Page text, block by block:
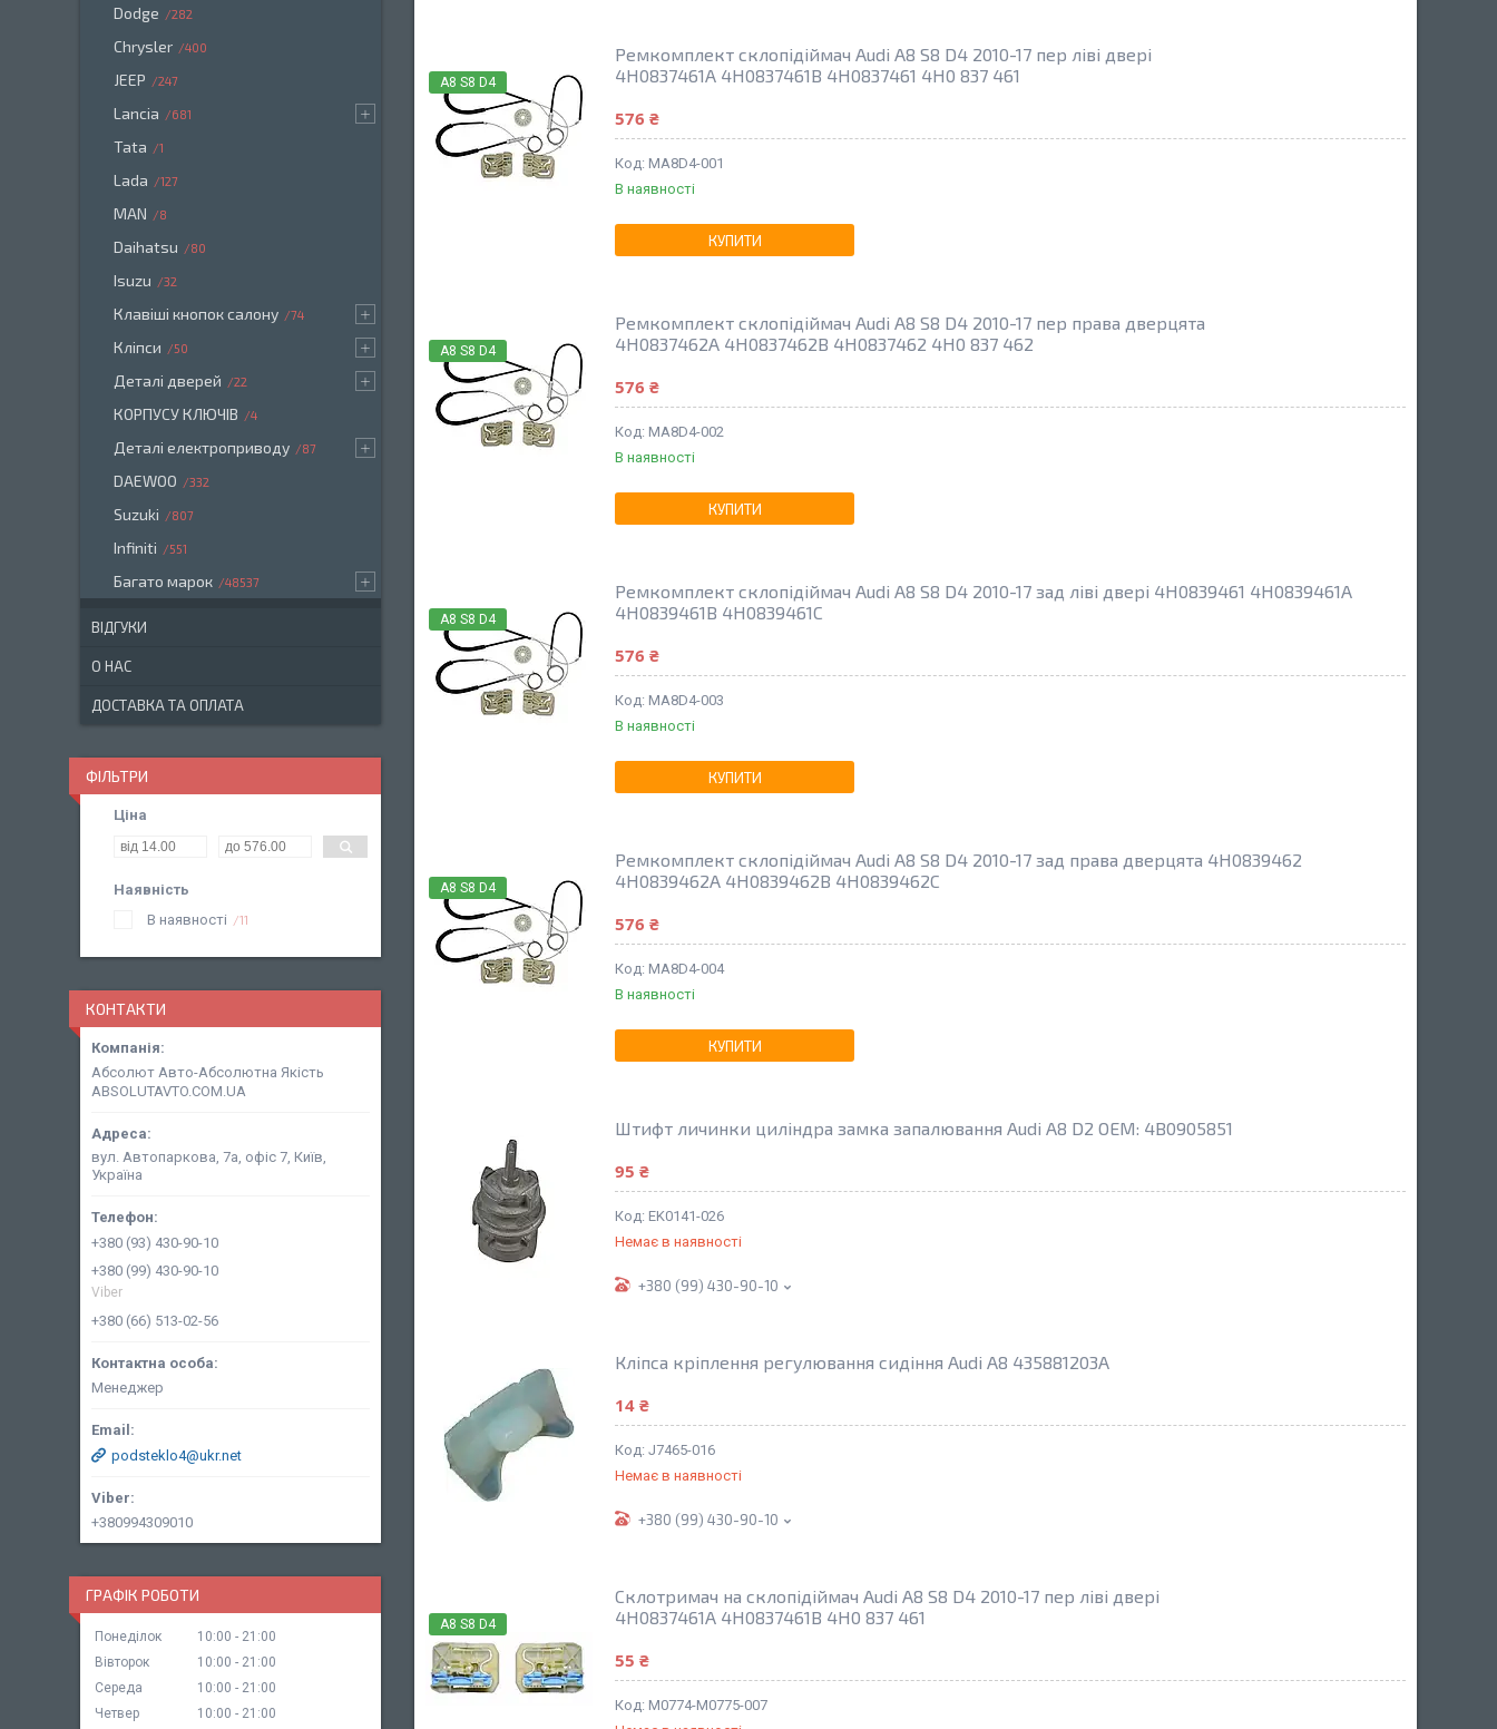
A8 S8 D4
Ремкомплект склопідіймач Audi A8 S8 D4 2010-17 пер ліві двері
4H0837461A 4H0837461B 4H0837461 4H0 837 461
576 ₴
MA8D4-001
В наявності
КУПИТИ
A8 S8 D4
Ремкомплект склопідіймач Audi A8 S8 D4 2010-17 пер права дверцята
4H0837462A 4H0837462B 4H0837462 4H0 837 462
576 ₴
MA8D4-002
В наявності
КУПИТИ
A8 S8 D4
Ремкомплект склопідіймач Audi A8 S8 D4 2010-17 зад ліві двері 4H0839461 4H0839461A
4H0839461B 4H0839461C
576 ₴
MA8D4-003
В наявності
КУПИТИ
A8 S8 D4
Ремкомплект склопідіймач Audi A8 S8 D4 2010-17 зад права дверцята 4H0839462
4H0839462A 4H0839462B 4H0839462C
576 ₴
MA8D4-004
В наявності
КУПИТИ
Штифт личинки циліндра замка запалювання Audi A8 D2 OEM: 4B0905851
95 ₴
EK0141-026
Немає в наявності
+380 (99) 430-90-10
Кліпса кріплення регулювання сидіння Audi A8 435881203A
14 ₴
J7465-016
Немає в наявності
+380 (99) 430-90-10
A8 S8 D4
Склотримач на склопідіймач Audi A8 S8 D4 2010-17 пер ліві двері
4H0837461A 4H0837461B 4H0 837 461
55 ₴
M0774-M0775-007
Dodge 282
Chrysler 400
JEEP 247
Lancia 681
Tata 1
Lada 127
MAN 8
Daihatsu 80
Isuzu 32
Клавіші кнопок салону 74
Кліпси 50
Деталі дверей 22
КОРПУСУ КЛЮЧІВ 4
Деталі електроприводу 87
DAEWOO 332
Suzuki 807
Infiniti 551
Багато марок 48537
ВІДГУКИ
О НАС
ДОСТАВКА ТА ОПЛАТА
ФІЛЬТРИ
Ціна
Наявність
В наявності
11
КОНТАКТИ
Абсолют Авто-Абсолютна Якість
ABSOLUTAVTO.COM.UA
вул. Автопаркова, 7а, офіс 7, Київ,
Україна
+380 (93) 430-90-10
+380 (99) 430-90-10
Viber
+380 (66) 513-02-56
Менеджер
podsteklo4@ukr.net
+380994309010
ГРАФІК РОБОТИ
Понеділок 10:00
21:00
Вівторок
10:00
21:00
Середа
10:00
21:00
Четвер
10:00 21:00